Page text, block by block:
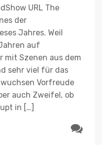
URL The
der
Jahres. Weil
auf
mit Szenen aus dem
sehr viel für das
Vorfreude
auch Zweifel, ob
in […]